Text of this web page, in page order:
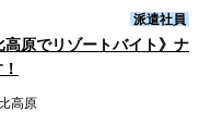
派遣社員
高原でリゾートバイト》ナ
高原